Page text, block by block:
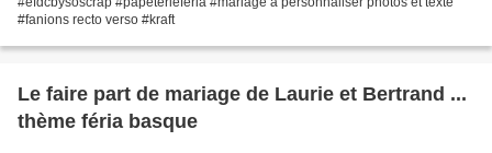
#fanions recto verso #kraft
Le faire part de mariage de Laurie et Bertrand ...
thème féria basque